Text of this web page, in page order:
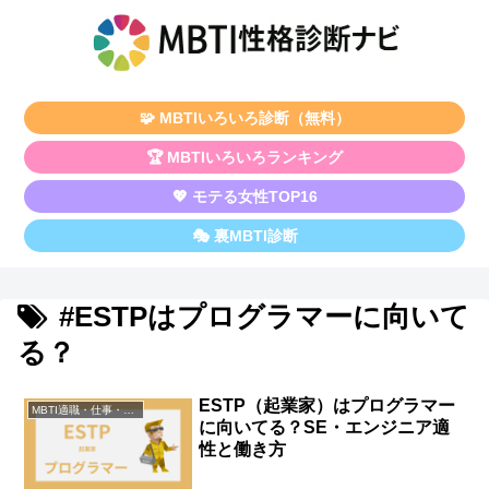
🧩 MBTIいろいろ診断（無料）
🏆 MBTIいろいろランキング
💖 モテる女性TOP16
🎭 裏MBTI診断
#ESTPはプログラマーに向いて
る？
MBTI適職・仕事・資格
ESTP（起業家）はプログラマー
に向いてる？SE・エンジニア適
性と働き方